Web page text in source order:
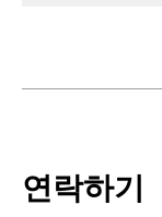
연락하기